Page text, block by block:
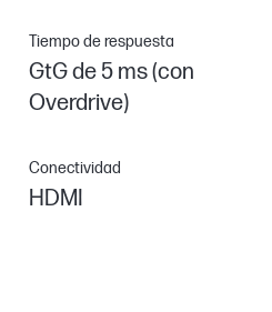
Tiempo de respuesta
GtG de 5 ms (con
Overdrive)
Conectividad
HDMI